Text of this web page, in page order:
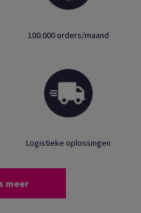
100.000 orders/maand
Logistieke oplossingen
meer